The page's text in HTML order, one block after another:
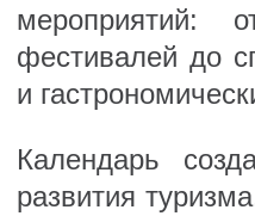
мероприятий:
фестивалей до
и
Календарь
развития